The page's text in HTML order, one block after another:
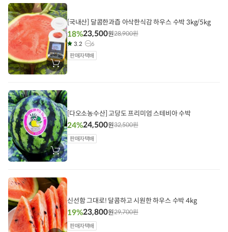
에
담
기
장
바
에
담
기
[국내산] 달콤한과즙 아삭한식감 하우스 수박 3kg/5kg
18%23,500원28,900원
3.2
6
판매자택배
장
바
에
담
기
[다오소농수산] 고당도 프리미엄 스테비아 수박
24%24,500원32,500원
판매자택배
신선함 그대로! 달콤하고 시원한 하우스 수박 4kg
19%23,800원29,700원
판매자택배